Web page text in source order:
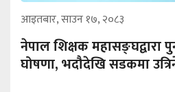
आइतबार, साउन १७, २०८३
नेपाल शिक्षक महासङ्घद्वारा
घोषणा, भदौदेखि सडकमा